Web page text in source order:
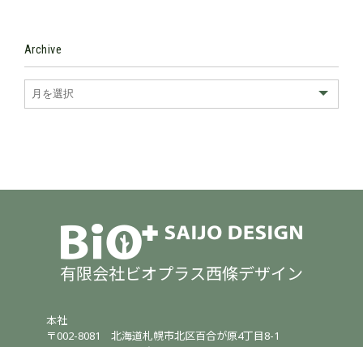
Archive
有限会社ビオプラス西條デザイン
本社
〒002-8081北海道札幌市北区百合が原4丁目8-1